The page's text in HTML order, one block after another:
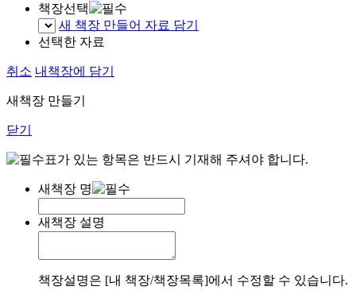
책장선택
새 책장 만들어 자료 담기
선택한 자료
취소 내책장에 담기
새책장 만들기
닫기
표가 있는 항목은 반드시 기재해 주셔야 합니다.
새책장 명
새책장 설명
책장설명은 [내 책장/책장목록]에서 수정할 수 있습니다.